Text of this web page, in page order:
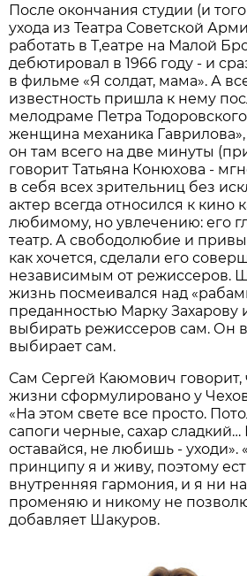
После окончания студии (и
ухода из Театра Советской
работать в Т,еатре на Малой
дебютировал в 1966 году - и
в фильме «Я солдат, мама». А
известность пришла к нему
мелодраме Петра
женщина механика Гаврилова»,
он там всего на две минуты
говорит Татьяна Конюхова -
в себя всех зрительниц без
актер всегда относился к кино
любимому, но увлечению: его
театр. А свободолюбие и
как хочется, сделали его
независимым от режиссеров.
жизнь посмеивался над
преданностью Марку Захарову
выбирать режиссеров сам. Он
выбирает сам.
Сам Сергей Каюмович говорит,
жизни сформулировано у
«На этом свете все просто.
сапоги черные, сахар
оставайся, не любишь - уходи».
принципу я и живу, поэтому
внутренняя гармония, и я ни
променяю и никому не
добавляет Шакуров.